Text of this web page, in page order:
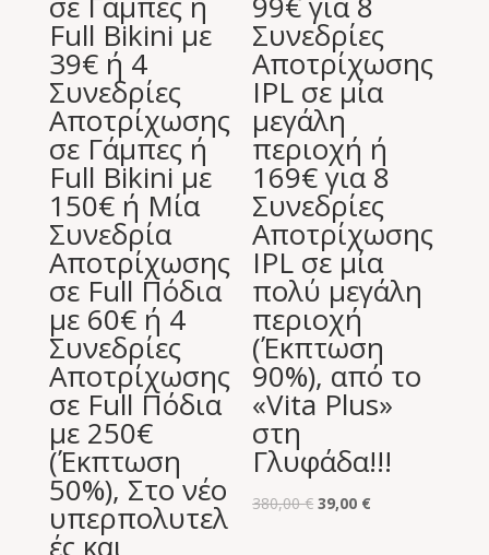
Full Bikini με
39€ ή 4
Συνεδρίες
Αποτρίχωσης
σε Γάμπες ή
Full Bikini με
150€ ή Μία
Συνεδρία
Αποτρίχωσης
σε Full Πόδια
με 60€ ή 4
Συνεδρίες
Αποτρίχωσης
σε Full Πόδια
με 250€
(Έκπτωση
50%), Στο νέο
υπερπολυτελ
ές και
Συνεδρίες
Αποτρίχωσης
IPL σε μία
μεγάλη
περιοχή ή
169€ για 8
Συνεδρίες
Αποτρίχωσης
IPL σε μία
πολύ μεγάλη
περιοχή
(Έκπτωση
90%), από το
«Vita Plus»
στη
Γλυφάδα!!!
380,00€ Original
39,00 €